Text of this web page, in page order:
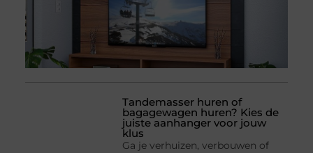
Tandemasser huren of
bagagewagen huren? Kies de
juiste aanhanger voor jouw
klus
Ga je verhuizen, verbouwen of